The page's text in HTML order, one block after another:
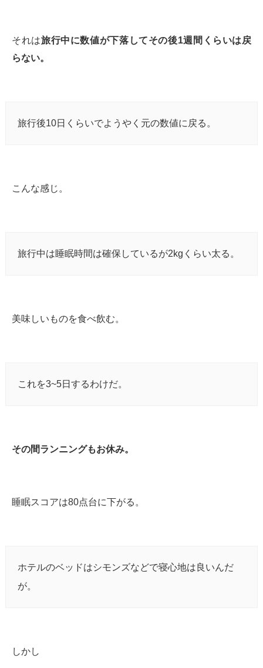
それは旅行中に数値が下落してその後1週間くらいは戻
らない。
旅行後10日くらいでようやく元の数値に戻る。
こんな感じ。
旅行中は睡眠時間は確保しているが2kgくらい太る。
美味しいものを食べ飲む。
これを3~5日するわけだ。
その間ランニングもお休み。
睡眠スコアは80点台に下がる。
ホテルのベッドはシモンズなどで寝心地は良いんだ
が。
しかし